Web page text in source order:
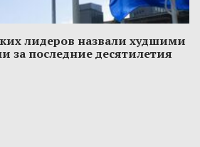
лидеров назвали худшими
за последние десятилетия